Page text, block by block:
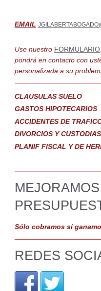
EMAIL
Use nuestro FORMULARIO,
pondrá en contacto con
personalizada a su
CLAUSULAS SUELO
GASTOS HIPOTECARIOS
ACCIDENTES DE
DIVORCIOS Y CUSTODIAS
PLANIF FISCAL Y DE
Sólo cobramos si
REDES